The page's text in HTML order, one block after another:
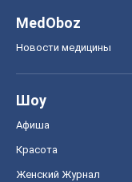
MedOboz
Новости медицины
Шоу
Афиша
Красота
Женский Журнал